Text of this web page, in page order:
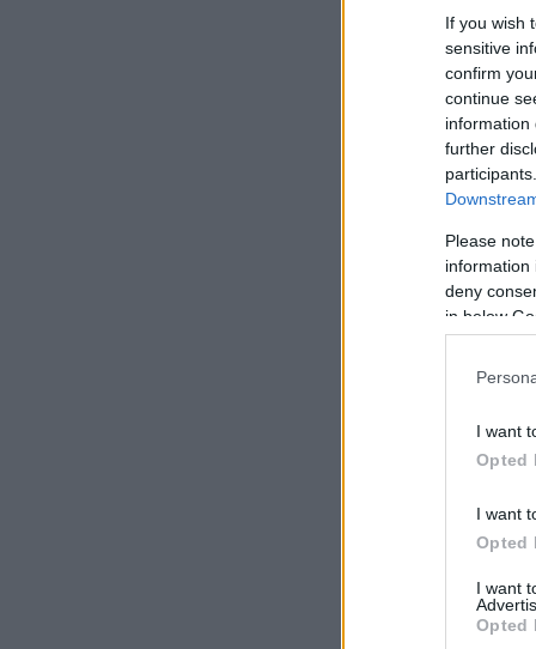
If you wish
sensitive
confirm
continue
information
further
Please
information
deny
in below
I want
Opted
I want
Opted
I want
Opted